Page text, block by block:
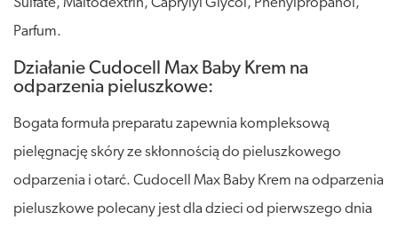
Parfum.
Działanie Cudocell Max Baby Krem na
odparzenia pieluszkowe:
Bogata formuła preparatu zapewnia kompleksową
pielęgnację skóry ze skłonnością do pieluszkowego
odparzenia i otarć. Cudocell Max Baby Krem na odparzenia
pieluszkowe polecany jest dla dzieci od pierwszego dnia